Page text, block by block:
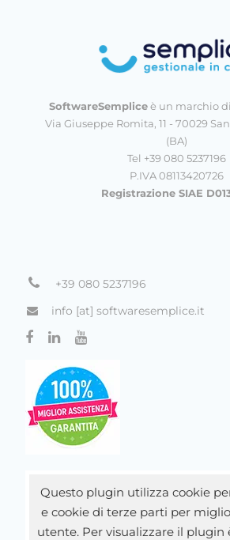
SoftwareSempliceè un marchio
Via Giuseppe Romita, 11 - 70029
(BA)
Tel +39 080 5237196
P.IVA 08113420726
Registrazione SIAE
+39 080 5237196
info [at] softwaresemplice.it
Questo plugin utilizza cookie
e cookie di terze parti per
utente. Per visualizzare il plugin